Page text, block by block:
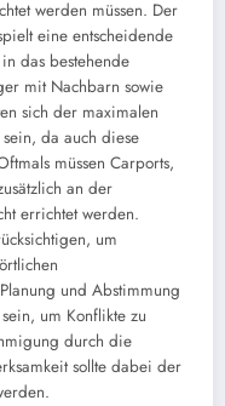
werden müssen. Der
eine entscheidende
das bestehende
mit Nachbarn sowie
sich der maximalen
da auch diese
müssen Carports,
an der
errichtet werden.
um
und Abstimmung
um Konflikte zu
durch die
sollte dabei der